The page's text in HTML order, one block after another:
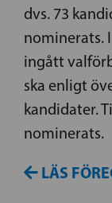
dvs. 73
nominerats.
ingått
ska enligt
kandidater.
nominerats.
LÄS